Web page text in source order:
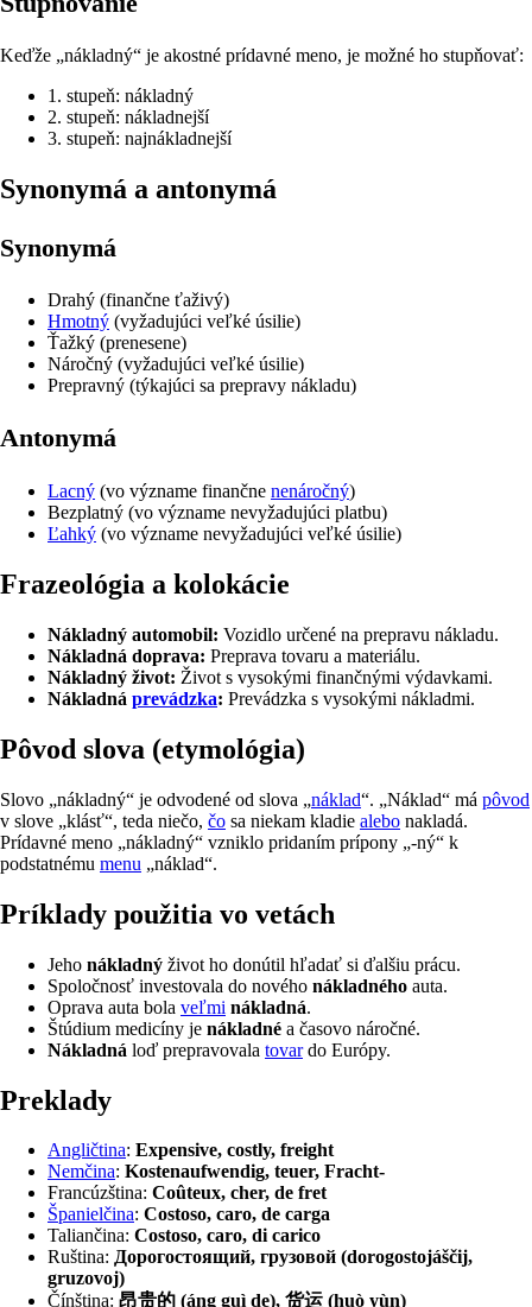
Keďže „nákladný“ je akostné prídavné meno, je možné ho stupňovať:
1. stupeň: nákladný
2. stupeň: nákladnejší
3. stupeň: najnákladnejší
synonymá a antonymá
Synonymá
Drahý (finančne ťaživý)
Hmotný (vyžadujúci veľké úsilie)
Ťažký (prenesene)
Náročný (vyžadujúci veľké úsilie)
Prepravný (týkajúci sa prepravy nákladu)
Antonymá
Lacný (vo význame finančne nenáročný)
Bezplatný (vo význame nevyžadujúci platbu)
Ľahký (vo význame nevyžadujúci veľké úsilie)
frazeológia a kolokácie
Nákladný automobil: Vozidlo určené na prepravu nákladu.
Nákladná doprava: Preprava tovaru a materiálu.
Nákladný život: Život s vysokými finančnými výdavkami.
Nákladná prevádzka: Prevádzka s vysokými nákladmi.
pôvod slova (etymológia)
Slovo „nákladný“ je odvodené od slova „náklad“. „Náklad“ má pôvod
v slove „klásť“, teda niečo, čo sa niekam kladie alebo nakladá.
Prídavné meno „nákladný“ vzniklo pridaním prípony „-ný“ k
podstatnému menu „náklad“.
príklady použitia vo vetách
Jeho nákladný život ho donútil hľadať si ďalšiu prácu.
Spoločnosť investovala do nového nákladného auta.
Oprava auta bola veľmi nákladná.
Štúdium medicíny je nákladné a časovo náročné.
Nákladná loď prepravovala tovardo Európy.
preklady
Angličtina: Expensive, costly, freight
Nemčina: Kostenaufwendig, teuer, Fracht-
Francúzština: Coûteux, cher, de fret
Španielčina: Costoso, caro, de carga
Taliančina: Costoso, caro, di carico
Ruština: Дорогостоящий, грузовой (dorogostojáščij,
gruzovoj)
Čínština: 昂贵的 (áng guì de), 货运 (huò yùn)